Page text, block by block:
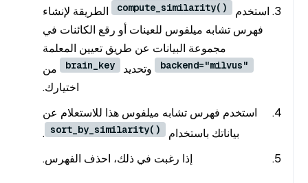
استخدم
compute_similarity()
الطريقة لإنشاء
فهرس تشابه ميلفوس للعينات أو رقع الكائنات في
مجموعة البيانات عن طريق تعيين المعلمة
backend="milvus" وتحديد brain_key
من
اختيارك.
استخدم فهرس تشابه ميلفوس هذا للاستعلام عن
بياناتك باستخدام
sort_by_similarity()
.
إذا رغبت في ذلك، احذف الفهرس.